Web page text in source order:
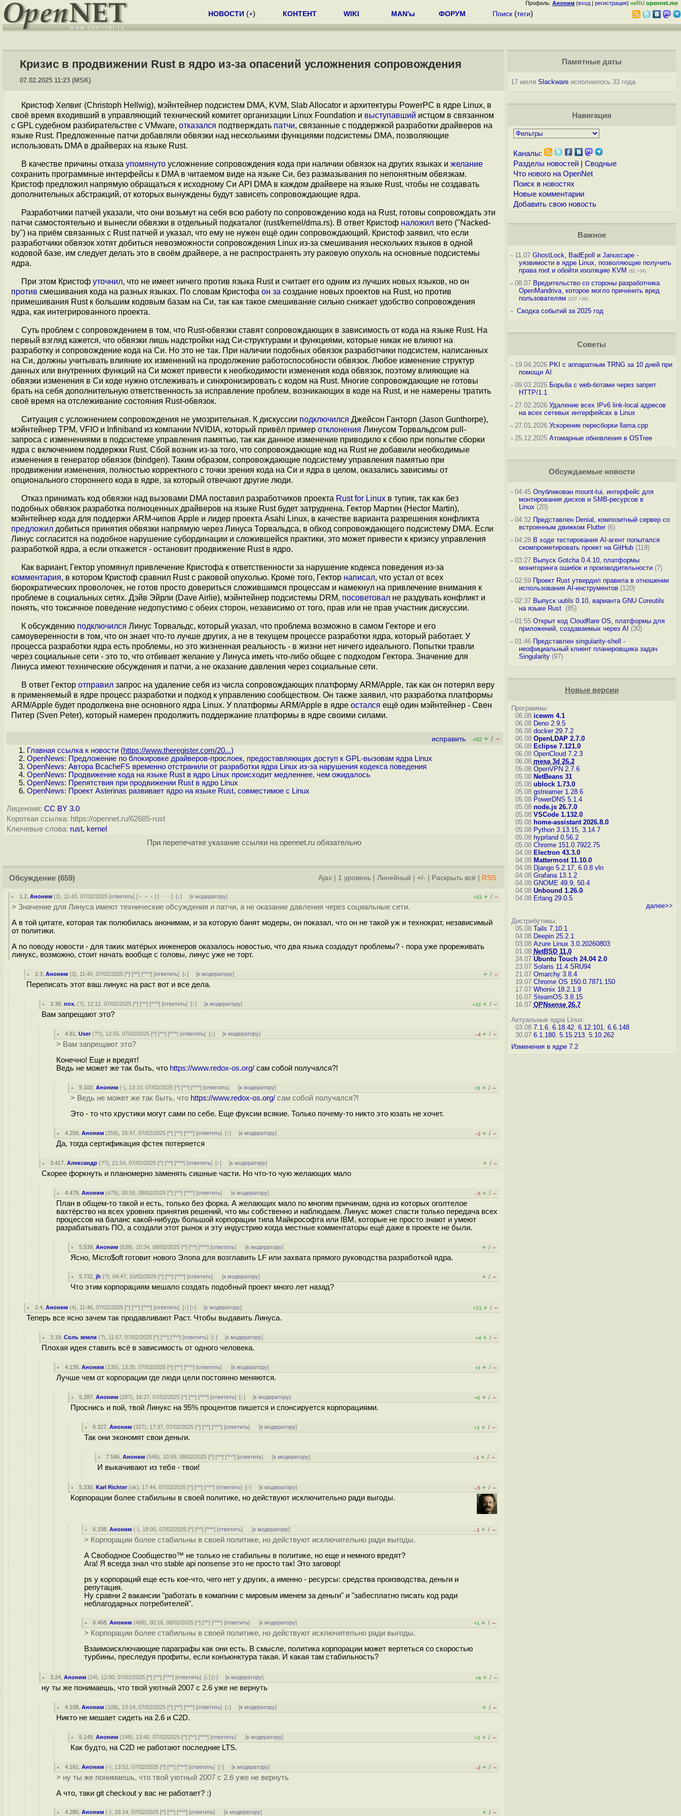
Профиль: Аноним (вход | регистрация) неRU opennet.me
НОВОСТИ (+) КОНТЕНТ WIKI MAN'ы ФОРУМ Поиск (теги)
Кризис в продвижении Rust в ядро из-за опасений усложнения сопровождения
07.02.2025 11:23 (MSK)
Кристоф Хелвиг (Christoph Hellwig), мэйнтейнер подсистем DMA, KVM, Slab Allocator и архитектуры PowerPC в ядре Linux, в
своё время входивший в управляющий технический комитет организации Linux Foundation и выступавший истцом в связанном
с GPL судебном разбирательстве с VMware, отказался подтверждать патчи, связанные с поддержкой разработки драйверов на
языке Rust. Предложенные патчи добавляли обвязки над несколькими функциями подсистемы DMA, позволяющие
использовать DMA в драйверах на языке Rust.
В качестве причины отказа упомянуто усложнение сопровождения кода при наличии обвязок на других языках и желание
сохранить программные интерфейсы к DMA в читаемом виде на языке Си, без размазывания по непонятным обвязкам.
Кристоф предложил напрямую обращаться к исходному Си API DMA в каждом драйвере на языке Rust, чтобы не создавать
дополнительных абстракций, от которых вынуждены будут зависеть сопровождающие ядра.
Разработчики патчей указали, что они возьмут на себя всю работу по сопровождению кода на Rust, готовы сопровождать эти
патчи самостоятельно и вынесли обвязки в отдельный подкаталог (rust/kernel/dma.rs). В ответ Кристоф наложил вето ("Nacked-
by") на приём связанных с Rust патчей и указал, что ему не нужен ещё один сопровождающий. Кристоф заявил, что если
разработчики обвязок хотят добиться невозможности сопровождения Linux из-за смешивания нескольких языков в одной
кодовой базе, им следует делать это в своём драйвере, а не распространять эту раковую опухоль на основные подсистемы
ядра.
При этом Кристоф уточнил, что не имеет ничего против языка Rust и считает его одним из лучших новых языков, но он
против смешивания кода на разных языках. По словам Кристофа он за создание новых проектов на Rust, но против
примешивания Rust к большим кодовым базам на Си, так как такое смешивание сильно снижает удобство сопровождения
ядра, как интегрированного проекта.
Суть проблем с сопровождением в том, что Rust-обвязки ставят сопровождающих в зависимость от кода на языке Rust. На
первый взгляд кажется, что обвязки лишь надстройки над Си-структурами и функциями, которые никак не влияют на
разработку и сопровождение кода на Си. Но это не так. При наличии подобных обвязок разработчики подсистем, написанных
на Си, должны учитывать влияние их изменений на продолжение работоспособности обвязок. Любое изменение структур
данных или внутренних функций на Си может привести к необходимости изменения кода обвязок, поэтому влияющие на
обвязки изменения в Си коде нужно отслеживать и синхронизировать с кодом на Rust. Многие сопровождающие не готовы
брать на себя дополнительную ответственность за исправление проблем, возникающих в коде на Rust, и не намерены тратить
своё время на отслеживание состояния Rust-обвязок.
Ситуация с усложнением сопровождения не умозрительная. К дискуссии подключился Джейсон Ганторп (Jason Gunthorpe),
мэйнтейнер TPM, VFIO и Infiniband из компании NVIDIA, который привёл пример отклонения Линусом Торвальдсом pull-
запроса с изменениями в подсистеме управления памятью, так как данное изменение приводило к сбою при попытке сборки
ядра с включением поддержки Rust. Сбой возник из-за того, что сопровождающие код на Rust не добавили необходимые
изменения в генератор обвязок (bindgen). Таким образом, сопровождающие подсистему управления памятью при
продвижении изменения, полностью корректного с точки зрения кода на Си и ядра в целом, оказались зависимы от
опционального стороннего кода в ядре, за который отвечают другие люди.
Отказ принимать код обвязки над вызовами DMA поставил разработчиков проекта Rust for Linux в тупик, так как без
подобных обвязок разработка полноценных драйверов на языке Rust будет затруднена. Гектор Мартин (Hector Martin),
мэйнтейнер кода для поддержи ARM-чипов Apple и лидер проекта Asahi Linux, в качестве варианта разрешения конфликта
предложил добиться принятия обвязки напрямую через Линуса Торвальдса, в обход сопровождающего подсистему DMA. Если
Линус согласится на подобное нарушение субординации и сложившейся практики, это может привести к кризису управления
разработкой ядра, а если откажется - остановит продвижение Rust в ядро.
Как вариант, Гектор упомянул привлечение Кристофа к ответственности за нарушение кодекса поведения из-за
комментария, в котором Кристоф сравнил Rust с раковой опухолью. Кроме того, Гектор написал, что устал от всех
бюрократических проволочек, не готов просто довериться сложившимся процессам и намекнул на привлечение внимания к
проблеме в социальных сетях. Дэйв Эйрли (Dave Airlie), мэйнтейнер подсистемы DRM, посоветовал не раздувать конфликт и
понять, что токсичное поведение недопустимо с обеих сторон, независимо от того, прав или не прав участник дискуссии.
К обсуждению подключился Линус Торвальдс, который указал, что проблема возможно в самом Гекторе и его
самоуверенности в том, что он знает что-то лучше других, а не в текущем процессе разработки ядра, который работает. У
процесса разработки ядра есть проблемы, но это жизненная реальность - в жизни нет ничего идеального. Попытки травли
через социальные сети - это то, что отбивает желание у Линуса иметь что-либо общее с подходом Гектора. Значение для
Линуса имеют технические обсуждения и патчи, а не оказание давления через социальные сети.
В ответ Гектор отправил запрос на удаление себя из числа сопровождающих платформу ARM/Apple, так как он потерял веру
в применяемый в ядре процесс разработки и подход к управлению сообществом. Он также заявил, что разработка платформы
ARM/Apple будет продолжена вне основного ядра Linux. У платформы ARM/Apple в ядре остался ещё один мэйнтейнер - Свен
Питер (Sven Peter), который намерен продолжить поддержание платформы в ядре своими силами.
исправить +82 + / –
Главная ссылка к новости (https://www.theregister.com/20...)
OpenNews: Предложение по блокировке драйверов-прослоек, предоставляющих доступ к GPL-вызовам ядра Linux
OpenNews: Автора BcacheFS временно отстранили от разработки ядра Linux из-за нарушения кодекса поведения
OpenNews: Продвижение кода на языке Rust в ядро Linux происходит медленнее, чем ожидалось
OpenNews: Препятствия при продвижении Rust в ядро Linux
OpenNews: Проект Asterinas развивает ядро на языке Rust, совместимое с Linux
Лицензия: CC BY 3.0
Короткая ссылка: https://opennet.ru/62685-rust
Ключевые слова: rust, kernel
При перепечатке указание ссылки на opennet.ru обязательно
Обсуждение (659) Ajax 1 уровень Линейный +/- Раскрыть всё RSS
1.2 ,Аноним (2), 11:43, 07/02/2025 [ответить] [ ﹢﹢﹢] [ · · ·][↓] [к модератору] +52 + / –
> Значение для Линуса имеют технические обсуждения и патчи, а не оказание давления через социальные сети.
А в той цитате, которая так полюбилась анонимам, и за которую банят модеры, он показал, что он не такой уж и технократ, независимый
от политики.
А по поводу новости - для таких матёрых инженеров оказалось новостью, что два языка создадут проблемы? - пора уже прореживать
линукс, возможно, стоит начать вообще с головы, линус уже не торт.
2.3 ,Аноним (3), 11:45, 07/02/2025 [^] [^^] [^^^] [ответить][↓] [к модератору] + / –
Переписать этот ваш линукс на раст вот и все дела.
3.38 ,nox. (?), 12:12, 07/02/2025 [^] [^^] [^^^] [ответить][↓] [к модератору] +16 + / –
Вам запрещают это?
4.81 ,User(??), 12:55, 07/02/2025 [^] [^^] [^^^] [ответить][↓] [к модератору] –4 + / –
> Вам запрещают это?
Конечно! Еще и вредят!
Ведь не может же так быть, что https://www.redox-os.org/ сам собой получался?!
5.100 ,Аноним (-), 13:10, 07/02/2025 [^] [^^] [^^^] [ответить] [к модератору] +5 + / –
> Ведь не может же так быть, что https://www.redox-os.org/ сам собой получался?!
Это - то что хрустики могут сами по себе. Еще фуксии всякие. Только почему-то никто это юзать не хочет.
4.259 ,Аноним (259), 15:47, 07/02/2025 [^] [^^] [^^^] [ответить][↑] [к модератору] –2 + / –
Да, тогда сертификация фстек потеряется
3.417 ,Александр (??), 21:54, 07/02/2025 [^] [^^] [^^^] [ответить][↑] [к модератору] + / –
Скорее форкнуть и планомерно заменять сишные части. Но что-то чую желающих мало
4.479 ,Аноним (479), 00:55, 08/02/2025 [^] [^^] [^^^] [ответить] [к модератору] –5 + / –
План в общем-то такой и есть, только без форка. А желающих мало по многим причинам, одна из которых оголтелое
вахтёрство на всех уровнях принятия решений, что мы собственно и наблюдаем. Линукс может спасти только передача всех
процессов на баланс какой-нибудь большой корпорации типа Майкрософта или IBM, которые не просто знают и умеют
разрабатывать ПО, а создали этот рынок и эту индустрию когда местные комментаторы ещё даже в проекте не были.
5.539 ,Аноним (539), 10:34, 08/02/2025 [^] [^^] [^^^] [ответить] [к модератору] + / –
Ясно, Micro$oft готовит нового Элопа для возглавить LF или захвата прямого руководства разработкой ядра.
5.732 ,jh (?), 04:47, 10/02/2025 [^] [^^] [^^^] [ответить] [к модератору] + / –
Что этим корпорациям мешало создать подобный проект много лет назад?
2.4 ,Аноним (4), 11:46, 07/02/2025 [^] [^^] [^^^] [ответить][↓] [↑] [к модератору] +21 + / –
Теперь все ясно зачем так продавливают Раст. Чтобы выдавить Линуса.
3.19 ,Соль земли (?), 11:57, 07/02/2025 [^] [^^] [^^^] [ответить][↓] [к модератору] +4 + / –
Плохая идея ставить всё в зависимость от одного человека.
4.135 ,Аноним (135), 13:35, 07/02/2025 [^] [^^] [^^^] [ответить] [к модератору] +1 + / –
Лучше чем от корпорации где люди цели постоянно меняются.
5.287 ,Аноним (287), 16:27, 07/02/2025 [^] [^^] [^^^] [ответить][↓] [к модератору] +6 + / –
Проснись и пой, твой Линукс на 95% процентов пишется и спонсируется корпорациями.
6.327 ,Аноним (327), 17:37, 07/02/2025 [^] [^^] [^^^] [ответить] [к модератору] +2 + / –
Так они экономят свои деньги.
7.546 ,Аноним (546), 10:59, 08/02/2025 [^] [^^] [^^^] [ответить] [к модератору] –1 + / –
И выкачивают из тебя - твои!
5.330 ,Karl Richter(ok), 17:44, 07/02/2025 [^] [^^] [^^^] [ответить][↑] [к модератору] –5 + / –
Корпорации более стабильны в своей политике, но действуют исключительно ради выгоды.
6.338 ,Аноним (-), 18:00, 07/02/2025 [^] [^^] [^^^] [ответить] [к модератору] –1 + / –
> Корпорации более стабильны в своей политике, но действуют исключительно ради выгоды.
А Свободное Сообщество™ не только не стабильны в политике, но еще и немного вредят?
Ага! Я всегда знал что stable api nonsense это не просто так! Это заговор!
ps у корпораций еще есть кое-что, чего нет у других, а именно - ресурсы: средства производства, деньги и
репутация.
Ну сравни 2 вакансии "работать в комапнии с мировым именем за деньги" и "забесплатно писать код ради
неблагодарных потребителей".
6.468 ,Аноним (468), 00:18, 08/02/2025 [^] [^^] [^^^] [ответить] [к модератору] +1 + / –
> Корпорации более стабильны в своей политике, но действуют исключительно ради выгоды.
Взаимоисключающие параграфы как они есть. В смысле, политика корпорации может вертеться со скоростью
турбины, преследуя профиты, если конъюнктура такая. И какая там стабильность?
3.24 ,Аноним (24), 12:00, 07/02/2025 [^] [^^] [^^^] [ответить][↓] [↑] [к модератору] +6 + / –
ну ты же понимаешь, что твой уютный 2007 с 2.6 уже не вернуть
4.108 ,Аноним (108), 13:14, 07/02/2025 [^] [^^] [^^^] [ответить][↓] [к модератору] + / –
Никто не мешает сидеть на 2.6 и C2D.
5.149 ,Аноним (149), 13:40, 07/02/2025 [^] [^^] [^^^] [ответить] [к модератору] +2 + / –
Как будто, на C2D не работают последние LTS.
4.161 ,Аноним (-), 13:52, 07/02/2025 [^] [^^] [^^^] [ответить][↑] [к модератору] –2 + / –
> ну ты же понимаешь, что твой уютный 2007 с 2.6 уже не вернуть
А что, таки git checkout у вас не работает? :)
4.280 ,Аноним (-), 16:14, 07/02/2025 [^] [^^] [^^^] [ответить] [к модератору] + / –
Памятные даты
17 июля Slackwareисполнилось 33 года
Навигация
Каналы:
Разделы новостей| Сводные
Что нового на OpenNet
Поиск в новостях
Новые комментарии
Добавить свою новость
Важное
-11.07 GhostLock, BadEpoll и Januscape -
уязвимости в ядре Linux, позволяющие получить
права root и обойти изоляцию KVM (82 +34)
-08.07 Вредительство со стороны разработчика
OpenMandriva, которое могло причинить вред
пользователям (107 +34)
- Сводка событий за 2025 год
Советы
-19.04.2026 PKI с аппаратным TRNG за 10 дней при
помощи AI
-09.03.2026 Борьба с web-ботами через запрет
HTTP/1.1
-27.02.2026 Удаление всех IPv6 link-local адресов
на всех сетевых интерфейсах в Linux
-27.01.2026 Ускорение пересборки llama.cpp
-25.12.2025 Атомарные обновления в OSTree
Обсуждаемые новости
-04:45 Опубликован mount-tui, интерфейс для
монтирования дисков и SMB-ресурсов в
Linux (20)
-04:32 Представлен Denial, композитный сервер со
встроенным движком Flutter(6)
-04:28 В ходе тестирования AI-агент попытался
скомпрометировать проект на GitHub(119)
-03:27 Выпуск Gotcha 0.4.10, платформы
мониторинга ошибок и производительности(7)
-02:59 Проект Rust утвердил правила в отношении
использования AI-инструментов(120)
-02:37 Выпуск uutils 0.10, варианта GNU Coreutils
на языке Rust (85)
-01:55 Открыт код Cloudflare OS, платформы для
приложений, создаваемых через AI (30)
-01:46 Представлен singularity-shell -
неофициальный клиент планировщика задач
Singularity(97)
Новые версии
Программы:
06.08 icewm 4.1
06.08 Deno 2.9.5
06.08 docker 29.7.2
06.08 OpenLDAP 2.7.0
06.08 Eclipse 7.121.0
06.08 OpenCloud 7.2.3
06.08 mesa 3d 26.2
05.08 OpenVPN 2.7.6
05.08 NetBeans 31
05.08 ublock 1.73.0
05.08 gstreamer 1.28.6
05.08 PowerDNS 5.1.4
05.08 node.js 26.7.0
05.08 VSCode 1.132.0
05.08 home-assistant 2026.8.0
05.08 Python 3.13.15, 3.14.7
05.08 hyprland 0.56.2
05.08 Chrome 151.0.7922.75
04.08 Electron 43.3.0
04.08 Mattermost 11.10.0
04.08 Django 5.2.17, 6.0.8 vln
04.08 Grafana 13.1.2
04.08 GNOME 49.9, 50.4
04.08 Unbound 1.26.0
04.08 Erlang 29.0.5
далее>>
Дистрибутивы:
05.08 Tails 7.10.1
04.08 Deepin 25.2.1
03.08 Azure Linux 3.0.20260803
01.08 NetBSD 11.0
24.07 Ubuntu Touch 24.04 2.0
23.07 Solaris 11.4 SRU94
21.07 Omarchy 3.8.4
19.07 Chrome OS 150.0.7871.150
17.07 Whonix 18.2.1.9
16.07 SteamOS 3.8.15
16.07 OPNsense 26.7
Актуальные ядра Linux:
03.08 7.1.6, 6.18.42, 6.12.101, 6.6.148
30.07 6.1.180, 5.15.213, 5.10.262
Изменения в ядре 7.2